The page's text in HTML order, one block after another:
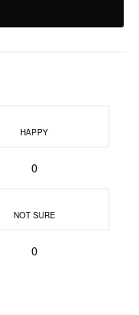
HAPPY
0
NOT SURE
0